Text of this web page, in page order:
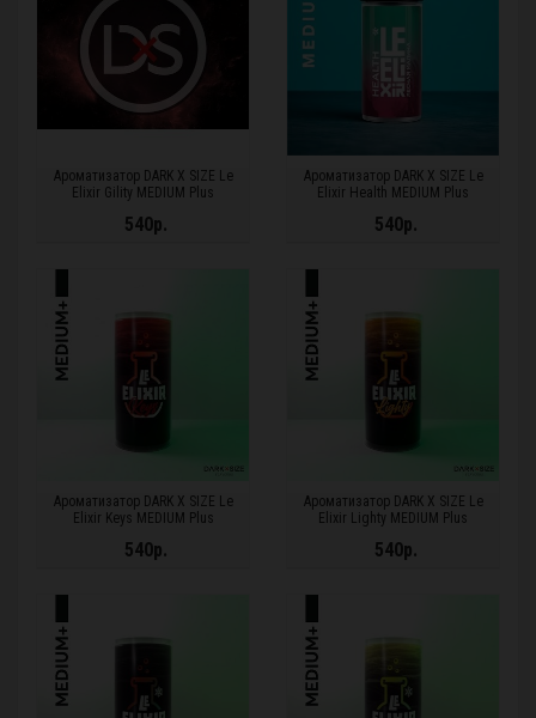
Ароматизатор DARK X SIZE Le
Elixir Gility MEDIUM Plus
540р.
Ароматизатор DARK X SIZE Le
Elixir Health MEDIUM Plus
540р.
Ароматизатор DARK X SIZE Le
Elixir Keys MEDIUM Plus
540р.
Ароматизатор DARK X SIZE Le
Elixir Lighty MEDIUM Plus
540р.